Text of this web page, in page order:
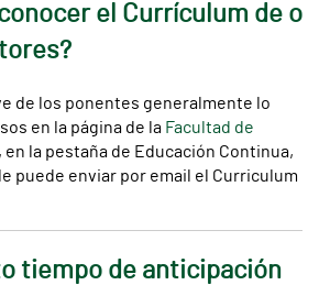
el Currículum de o
de los ponentes generalmente lo
en la página de la Facultad de
, en la pestaña de Educación Continua,
puede enviar por email el Curriculum
tiempo de anticipación